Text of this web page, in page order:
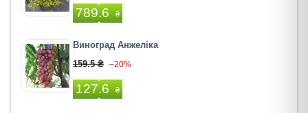
789.6 ₴
Виноград Анжеліка
159.5 ₴ –20%
127.6 ₴